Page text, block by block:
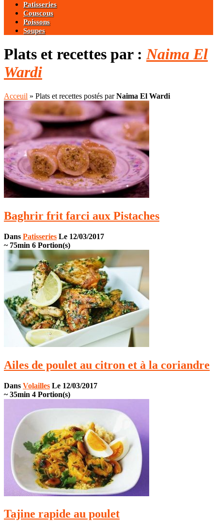
Patisseries
Couscous
Poissons
Soupes
Plats et recettes par :Naima El
Wardi
Acceuil » Plats et recettes postés parNaima El Wardi
Baghrir frit farci aux Pistaches
Dans Patisseries Le 12/03/2017
~ 75min 6 Portion(s)
Ailes de poulet au citron et à la coriandre
Dans Volailles Le 12/03/2017
~ 35min 4 Portion(s)
Tajine rapide au poulet